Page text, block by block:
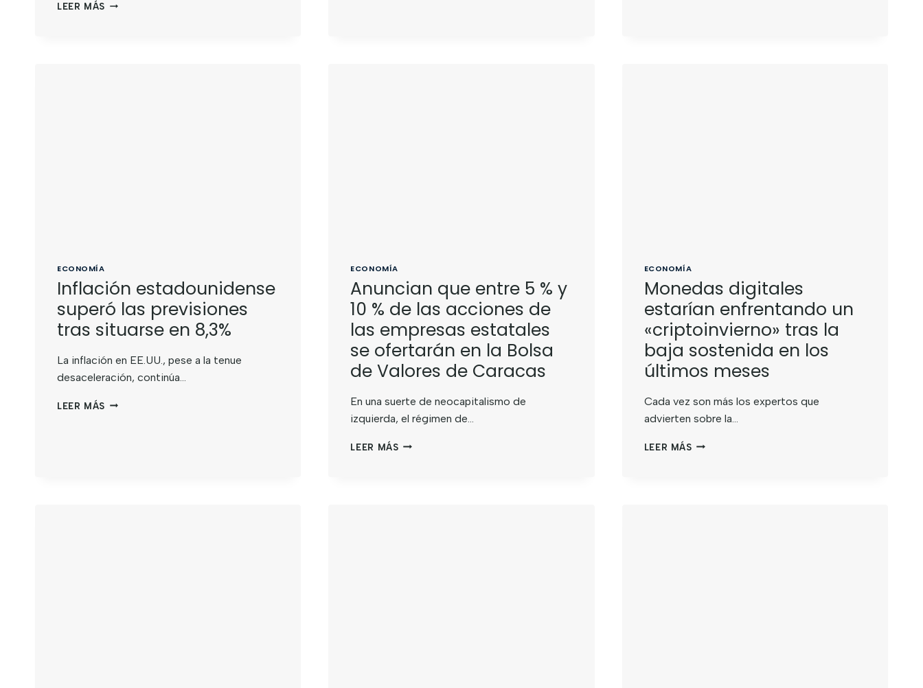
LEER MÁS
ECONOMÍA
Inflación estadounidense
superó las previsiones
tras situarse en 8,3%
La inflación en EE.UU., pese a la tenue
desaceleración, continúa…
LEER MÁS
ECONOMÍA
Anuncian que entre 5 % y
10 % de las acciones de
las empresas estatales
se ofertarán en la Bolsa
de Valores de Caracas
En una suerte de neocapitalismo de
izquierda, el régimen de…
LEER MÁS
ECONOMÍA
Monedas digitales
estarían enfrentando un
«criptoinvierno» tras la
baja sostenida en los
últimos meses
Cada vez son más los expertos que
advierten sobre la…
LEER MÁS